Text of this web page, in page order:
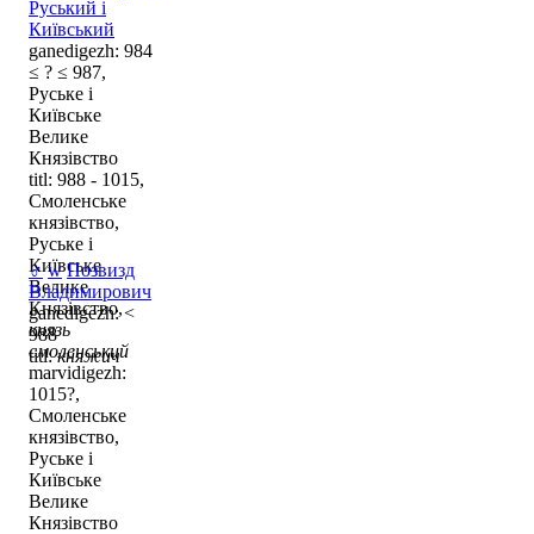
Руський і
Київський
ganedigezh: 984
≤ ? ≤ 987,
Руське і
Київське
Велике
Князівство
titl: 988 - 1015,
Смоленське
князівство,
Руське і
Київське
Велике
Князівство,
князь
смоленський
marvidigezh:
1015?,
Смоленське
князівство,
Руське і
Київське
Велике
Князівство
♂ w Позвизд
Владимирович
ganedigezh: <
988
titl:княжич